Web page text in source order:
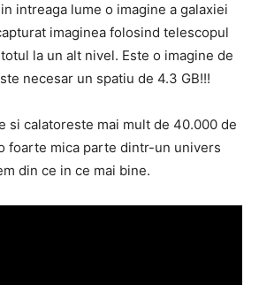
intreaga lume o imagine a galaxiei
imaginea folosind telescopul
la un alt nivel. Este o imagine de
necesar un spatiu de 4.3 GB!!!
si calatoreste mai mult de 40.000 de
foarte mica parte dintr-un univers
din ce in ce mai bine.